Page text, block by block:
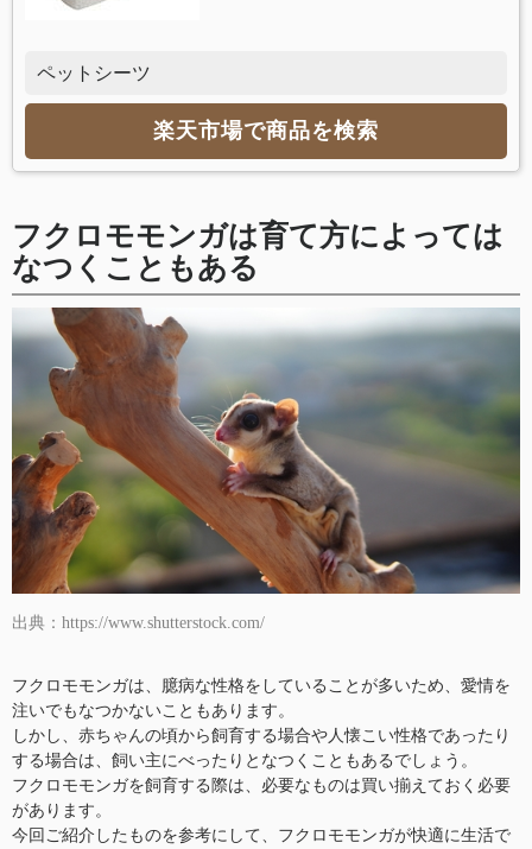
ペットシーツ
楽天市場で商品を検索
フクロモモンガは育て方によっては
なつくこともある
出典：https://www.shutterstock.com/
フクロモモンガは、臆病な性格をしていることが多いため、愛情を
注いでもなつかないこともあります。
しかし、赤ちゃんの頃から飼育する場合や人懐こい性格であったり
する場合は、飼い主にべったりとなつくこともあるでしょう。
フクロモモンガを飼育する際は、必要なものは買い揃えておく必要
があります。
今回ご紹介したものを参考にして、フクロモモンガが快適に生活で